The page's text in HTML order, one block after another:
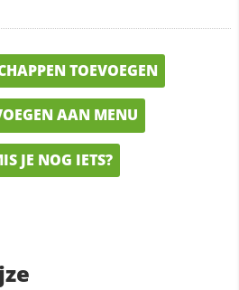
TOEVOEGEN
AAN MENU
JE NOG IETS?